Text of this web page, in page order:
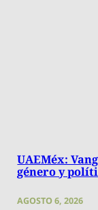
UAEMéx:
género y
AGOSTO 6, 2026